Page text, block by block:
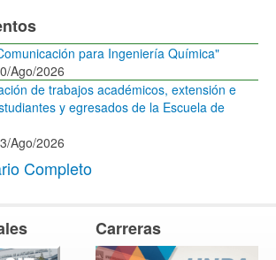
para Ingeniería Química"
Ago/2026
de trabajos académicos, extensión e
y egresados de la Escuela de
Ago/2026
Completo
Carreras